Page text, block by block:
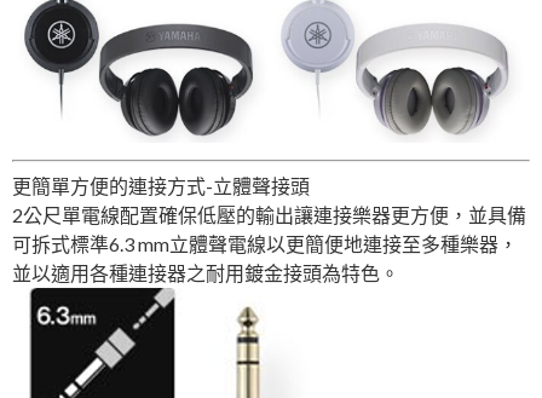
更簡單方便的連接方式-立體聲接頭
2公尺單電線配置確保低壓的輸出讓連接樂器更方便，並具備
可拆式標準6.3 mm立體聲電線以更簡便地連接至多種樂器，
並以適用各種連接器之耐用鍍金接頭為特色。